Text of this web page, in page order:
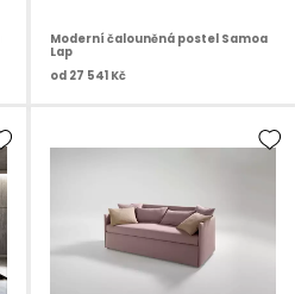
Moderní čalouněná postel Samoa
Lap
od 27 541 Kč